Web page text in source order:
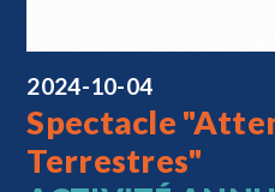
2024-10-04
Spectacle
Terrestres"